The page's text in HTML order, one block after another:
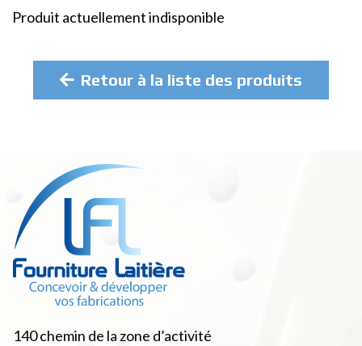
Produit actuellement indisponible
Retour à la liste des produits
140 chemin de la zone d’activité